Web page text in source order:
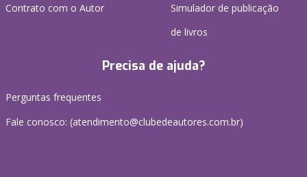
Contrato com o Autor
Simulador de publicação
de livros
Precisa de ajuda?
Perguntas frequentes
Fale conosco: (atendimento@clubedeautores.com.br)